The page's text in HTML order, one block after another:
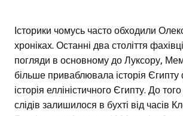
Історики чомусь часто обходили
хроніках. Останні два століття
погляди в основному до Луксору,
більше приваблювала історія Єгипту
історія елліністичного Єгипту. До
слідів залишилося в бухті від часів